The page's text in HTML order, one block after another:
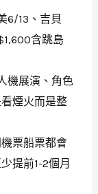
6/13、吉貝
含跳島
機展演、角色
煙火而是整
票船票都會
提前1-2個月